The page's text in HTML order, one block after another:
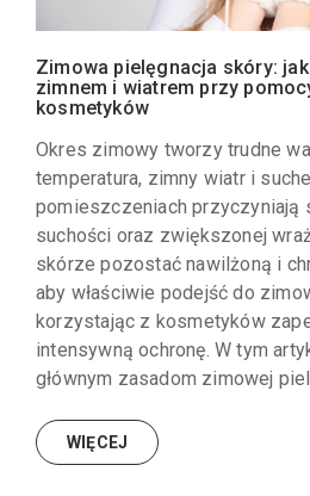
Zimowa pielęgnacja skóry:
zimnem i wiatrem przy
kosmetyków
Okres zimowy tworzy trudne
temperatura, zimny wiatr i
pomieszczeniach przyczyniają
suchości oraz zwiększonej
skórze pozostać nawilżoną i
aby właściwie podejść do
korzystając z kosmetyków
intensywną ochronę. W tym
głównym zasadom zimowej
WIĘCEJ